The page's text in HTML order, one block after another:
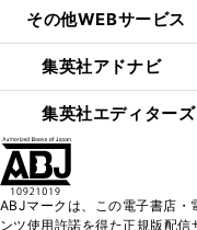
その他WEBサービス
集英社アドナビ
集英社エディター
ABJマークは、この電子書店・
ンツ使用許諾を得た正規版配